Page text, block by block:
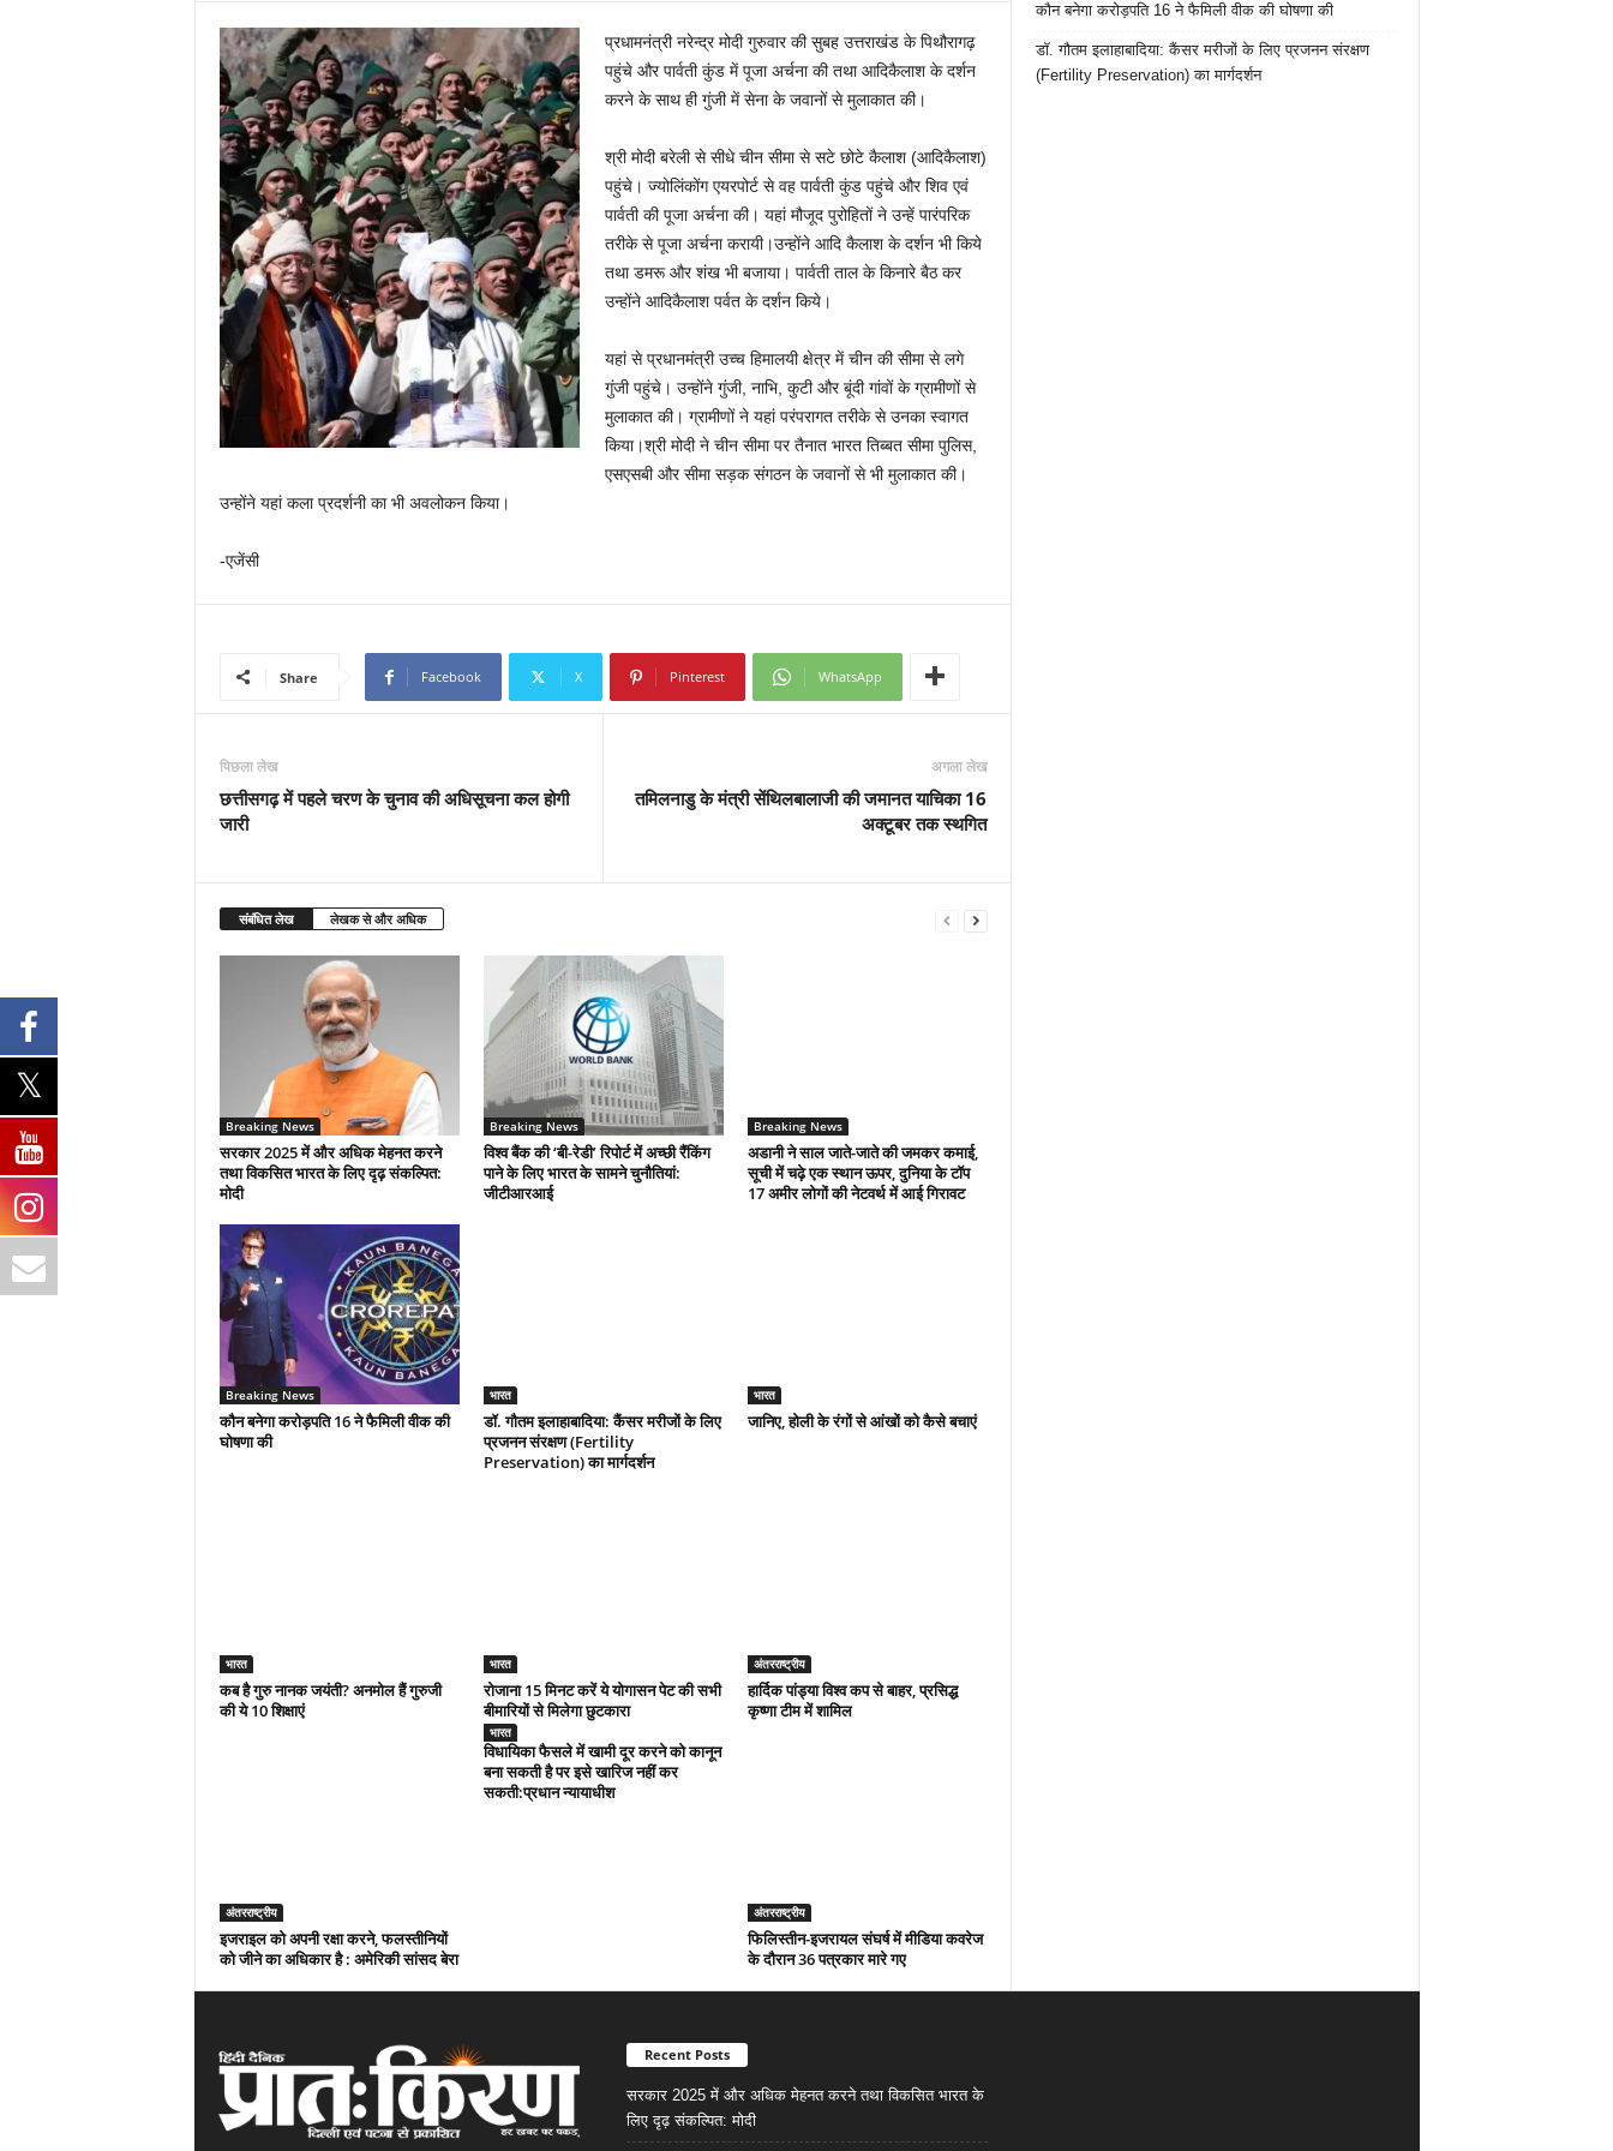
प्रधामनंत्री नरेन्द्र मोदी गुरुवार की सुबह उत्तराखंड के पिथौरागढ़
पहुंचे और पार्वती कुंड में पूजा अर्चना की तथा आदिकैलाश के दर्शन
करने के साथ ही गुंजी में सेना के जवानों से मुलाकात की।
श्री मोदी बरेली से सीधे चीन सीमा से सटे छोटे कैलाश (आदिकैलाश)
पहुंचे। ज्योलिंकोंग एयरपोर्ट से वह पार्वती कुंड पहुंचे और शिव एवं
पार्वती की पूजा अर्चना की। यहां मौजूद पुरोहितों ने उन्हें पारंपरिक
तरीके से पूजा अर्चना करायी।उन्होंने आदि कैलाश के दर्शन भी किये
तथा डमरू और शंख भी बजाया। पार्वती ताल के किनारे बैठ कर
उन्होंने आदिकैलाश पर्वत के दर्शन किये।
यहां से प्रधानमंत्री उच्च हिमालयी क्षेत्र में चीन की सीमा से लगे
गुंजी पहुंचे। उन्होंने गुंजी, नाभि, कुटी और बूंदी गांवों के ग्रामीणों से
मुलाकात की। ग्रामीणों ने यहां परंपरागत तरीके से उनका स्वागत
किया।श्री मोदी ने चीन सीमा पर तैनात भारत तिब्बत सीमा पुलिस,
एसएसबी और सीमा सड़क संगठन के जवानों से भी मुलाकात की।
उन्होंने यहां कला प्रदर्शनी का भी अवलोकन किया।
-एजेंसी
Share Facebook X Pinterest WhatsApp
पिछला लेख
छत्तीसगढ़ में पहले चरण के चुनाव की अधिसूचना कल होगी
जारी
अगला लेख
तमिलनाडु के मंत्री सेंथिलबालाजी की जमानत याचिका 16
अक्टूबर तक स्थगित
संबंधित लेख लेखक से और अधिक
Breaking News
सरकार 2025 में और अधिक मेहनत करने
तथा विकसित भारत के लिए दृढ़ संकल्पित:
माेदी
Breaking News
विश्व बैंक की ‘बी-रेडी’ रिपोर्ट में अच्छी रैंकिंग
पाने के लिए भारत के सामने चुनौतियां:
जीटीआरआई
Breaking News
अडानी ने साल जाते-जाते की जमकर कमाई,
सूची में चढ़े एक स्थान ऊपर, दुनिया के टॉप
17 अमीर लोगों की नेटवर्थ में आई गिरावट
Breaking News
कौन बनेगा करोड़पति 16 ने फैमिली वीक की
घोषणा की
भारत
डॉ. गौतम इलाहाबादिया: कैंसर मरीजों के लिए
प्रजनन संरक्षण (Fertility
Preservation) का मार्गदर्शन
भारत
जानिए, होली के रंगों से आंखों को कैसे बचाएं
भारत
कब है गुरु नानक जयंती? अनमोल हैं गुरुजी
की ये 10 शिक्षाएं
भारत
रोजाना 15 मिनट करें ये योगासन पेट की सभी
बीमारियों से मिलेगा छुटकारा
अंतरराष्ट्रीय
हार्दिक पांड्या विश्व कप से बाहर, प्रसिद्ध
कृष्णा टीम में शामिल
अंतरराष्ट्रीय
इजराइल को अपनी रक्षा करने, फलस्तीनियों
को जीने का अधिकार है : अमेरिकी सांसद बेरा
भारत
विधायिका फैसले में खामी दूर करने को कानून
बना सकती है पर इसे खारिज नहीं कर
सकती:प्रधान न्यायाधीश
अंतरराष्ट्रीय
फिलिस्तीन-इजरायल संघर्ष में मीडिया कवरेज
के दौरान 36 पत्रकार मारे गए
कौन बनेगा करोड़पति 16 ने फैमिली वीक की घोषणा की
डॉ. गौतम इलाहाबादिया: कैंसर मरीजों के लिए प्रजनन संरक्षण
(Fertility Preservation) का मार्गदर्शन
Recent Posts
सरकार 2025 में और अधिक मेहनत करने तथा विकसित भारत के
लिए दृढ़ संकल्पित: माेदी